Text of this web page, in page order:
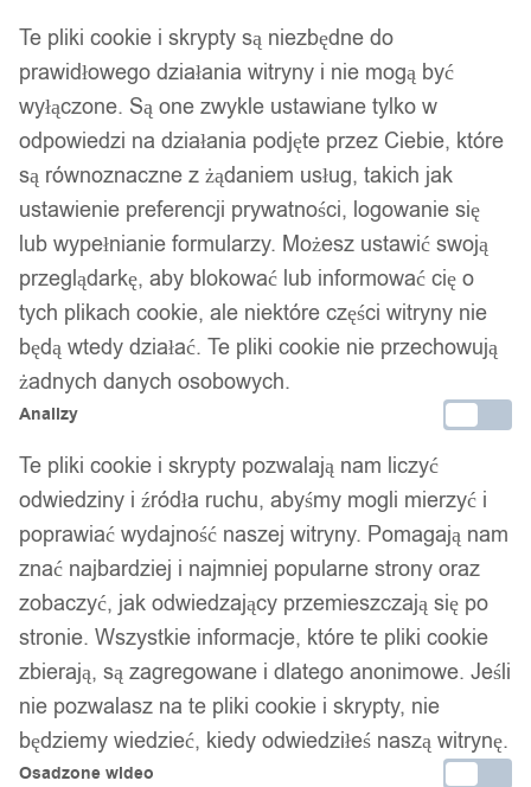
/ 5
Bransoletka męska skórzana
ekoskóra zestaw komplet 6
sztuk kotwica vintage
23,99zł
Te pliki cookie i skrypty są niezbędne do
prawidłowego działania witryny i nie mogą być
wyłączone. Są one zwykle ustawiane tylko w
odpowiedzi na działania podjęte przez Ciebie, które
są równoznaczne z żądaniem usług, takich jak
ustawienie preferencji prywatności, logowanie się
lub wypełnianie formularzy. Możesz ustawić swoją
przeglądarkę, aby blokować lub informować cię o
tych plikach cookie, ale niektóre części witryny nie
będą wtedy działać. Te pliki cookie nie przechowują
żadnych danych osobowych.
Analizy
Te pliki cookie i skrypty pozwalają nam liczyć
odwiedziny i źródła ruchu, abyśmy mogli mierzyć i
poprawiać wydajność naszej witryny. Pomagają nam
znać najbardziej i najmniej popularne strony oraz
zobaczyć, jak odwiedzający przemieszczają się po
stronie. Wszystkie informacje, które te pliki cookie
zbierają, są zagregowane i dlatego anonimowe. Jeśli
nie pozwalasz na te pliki cookie i skrypty, nie
będziemy wiedzieć, kiedy odwiedziłeś naszą witrynę.
Osadzone wideo